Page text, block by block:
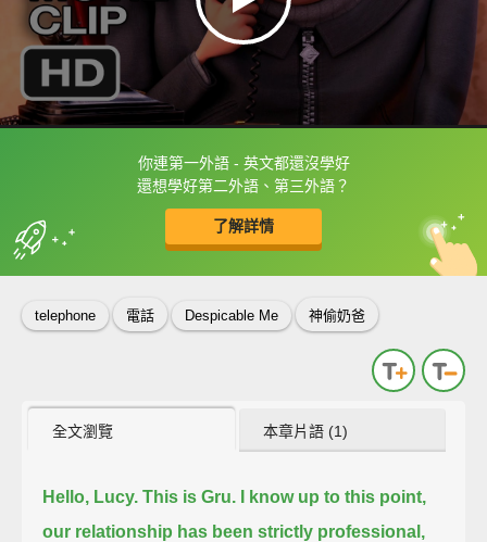
你連第一外語 - 英文都還沒學好
還想學好第二外語、第三外語？
了解詳情
框選或點兩下字幕可以直接查字典喔！
收錄佳句 中
英
telephone 電話 Despicable Me 神偷奶爸
全文瀏覽 本章片語 (1)
Hello, Lucy. This is Gru.
I know up to this point,
our relationship has been strictly professional,